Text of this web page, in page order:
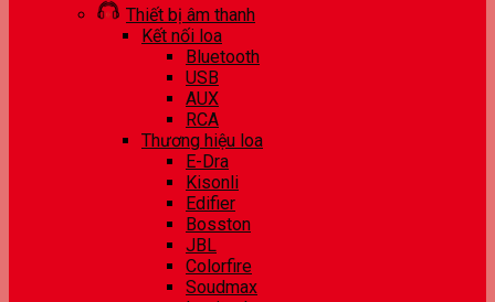
Thiết bị âm thanh
Kết nối loa
Bluetooth
USB
AUX
RCA
Thương hiệu loa
E-Dra
Kisonli
Edifier
Bosston
JBL
Colorfire
Soudmax